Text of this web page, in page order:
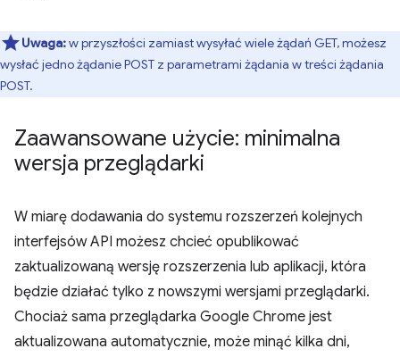
Uwaga:w przyszłości zamiast wysyłać wiele żądań GET, możesz
wysłać jedno żądanie POST z parametrami żądania w treści żądania
POST.
Zaawansowane użycie: minimalna
wersja przeglądarki
W miarę dodawania do systemu rozszerzeń kolejnych
interfejsów API możesz chcieć opublikować
zaktualizowaną wersję rozszerzenia lub aplikacji, która
będzie działać tylko z nowszymi wersjami przeglądarki.
Chociaż sama przeglądarka Google Chrome jest
aktualizowana automatycznie, może minąć kilka dni,